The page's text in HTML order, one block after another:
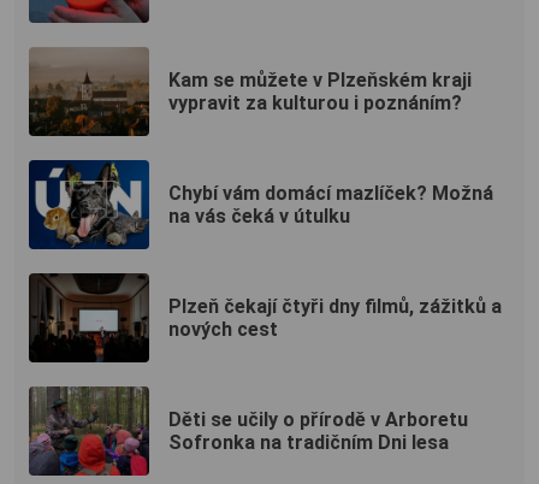
Kam se můžete v Plzeňském kraji
vypravit za kulturou i poznáním?
Chybí vám domácí mazlíček? Možná
na vás čeká v útulku
Plzeň čekají čtyři dny filmů, zážitků a
nových cest
Děti se učily o přírodě v Arboretu
Sofronka na tradičním Dni lesa